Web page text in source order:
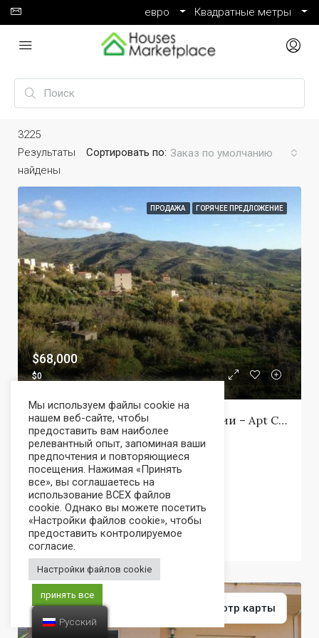
евро Квадратные метры
3225
Результаты
найдены
Сортировать по: Заказ по умолчанию
ПРОДАЖА ГОРЯЧЕЕ ПРЕДЛОЖЕНИЕ
$68,000
$0
Панорамная Квартира На Сицилии – Apt Corbo Bivona
Виа Скальдамоше, Бивона
3
Спальни
2
Ванные комнаты
100
м²
мой дом
Объявления Просмотр карты
Мы используем файлы cookie на
нашем веб-сайте, чтобы
предоставить вам наиболее
релевантный опыт, запоминая ваши
предпочтения и повторяющиеся
посещения. Нажимая «Принять
все», вы соглашаетесь на
использование ВСЕХ файлов
cookie. Однако вы можете посетить
«Настройки файлов cookie», чтобы
предоставить контролируемое
согласие.
Настройки файлов cookie
принять все
Русский